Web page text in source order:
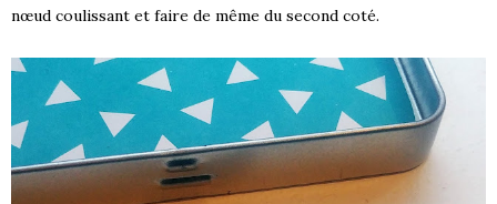
nœud coulissant et faire de même du second coté.